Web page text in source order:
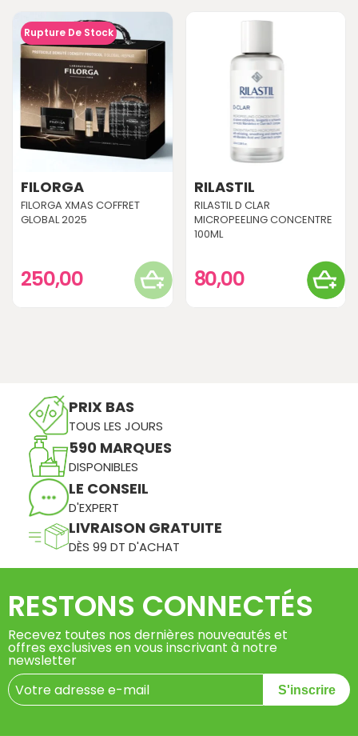
Rupture De Stock
FILORGA
FILORGA XMAS COFFRET
GLOBAL 2025
250,00
RILASTIL
RILASTIL D CLAR
MICROPEELING CONCENTRE
100ML
80,00
PRIX BAS
TOUS LES JOURS
590 MARQUES
DISPONIBLES
LE CONSEIL
D'EXPERT
LIVRAISON GRATUITE
DÈS 99 DT D'ACHAT
RESTONS CONNECTÉS
Recevez toutes nos dernières nouveautés et
offres exclusives en vous inscrivant à notre
newsletter
S'inscrire